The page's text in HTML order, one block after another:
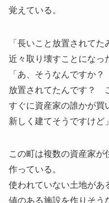
覚えている。
「長いこと放置されてた
近々取り壊すことになっ
「あ、そうなんですか
放置されてたんです？
すぐに資産家の誰かが買
新しく建てそうですけど」
この町は複数の資産家が
作っている。
使われていない土地があ
値のある施設を作りそう